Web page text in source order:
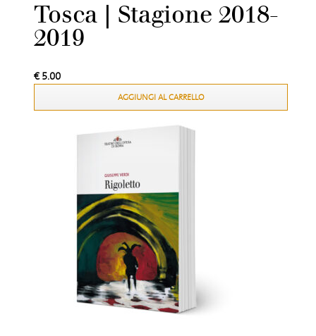
Tosca | Stagione 2018-
2019
€5.00
AGGIUNGI AL CARRELLO